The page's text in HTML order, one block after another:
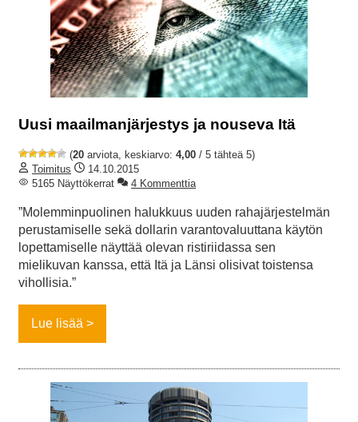
Uusi maailmanjärjestys ja nouseva Itä
(20 arviota, keskiarvo: 4,00 / 5 tähteä 5)
Toimitus
14.10.2015
5165 Näyttökerrat
4 Kommenttia
”Molemminpuolinen halukkuus uuden rahajärjestelmän
perustamiselle sekä dollarin varantovaluuttana käytön
lopettamiselle näyttää olevan ristiriidassa sen
mielikuvan kanssa, että Itä ja Länsi olisivat toistensa
vihollisia.”
Lue lisää